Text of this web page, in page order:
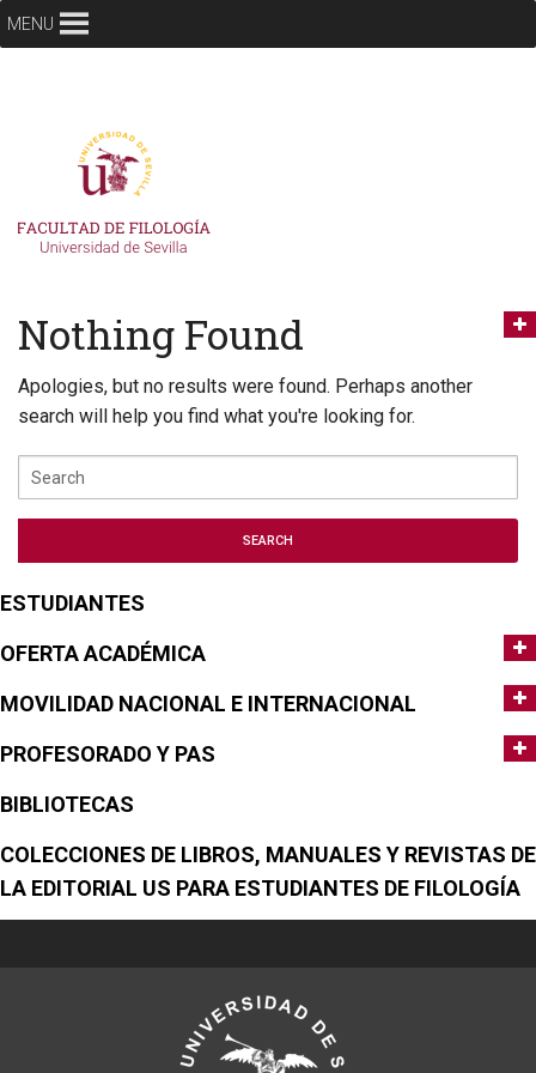
MENU
Nothing Found
Apologies, but no results were found. Perhaps another
search will help you find what you're looking for.
ESTUDIANTES
OFERTA ACADÉMICA
MOVILIDAD NACIONAL E INTERNACIONAL
PROFESORADO Y PAS
BIBLIOTECAS
COLECCIONES DE LIBROS, MANUALES Y REVISTAS DE
LA EDITORIAL US PARA ESTUDIANTES DE FILOLOGÍA